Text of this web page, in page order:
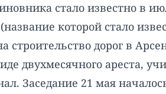
стало известно в
которой стало
строительство дорог в
двухмесячного ареста,
Заседание 21 мая